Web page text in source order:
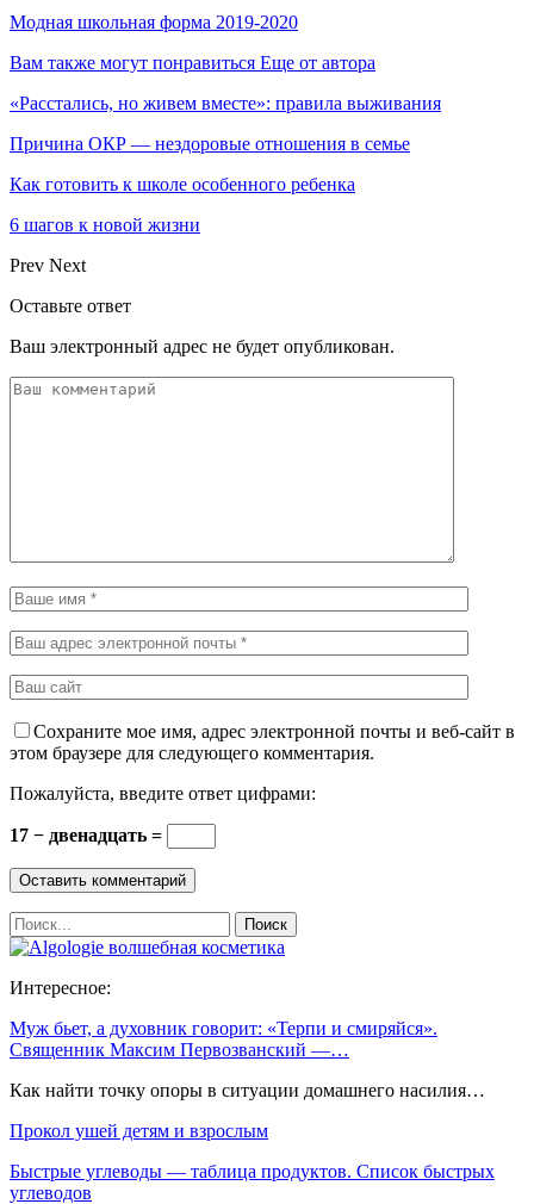
Модная школьная форма 2019-2020
Вам также могут понравиться Еще от автора
«Расстались, но живем вместе»: правила выживания
Причина ОКР — нездоровые отношения в семье
Как готовить к школе особенного ребенка
6 шагов к новой жизни
Prev Next
Оставьте ответ
Ваш электронный адрес не будет опубликован.
Сохраните мое имя, адрес электронной почты и веб-сайт в
этом браузере для следующего комментария.
Пожалуйста, введите ответ цифрами:
17 − двенадцать =
Интересное:
Муж бьет, а духовник говорит: «Терпи и смиряйся».
Священник Максим Первозванский —…
Как найти точку опоры в ситуации домашнего насилия…
Прокол ушей детям и взрослым
Быстрые углеводы — таблица продуктов. Список быстрых
углеводов